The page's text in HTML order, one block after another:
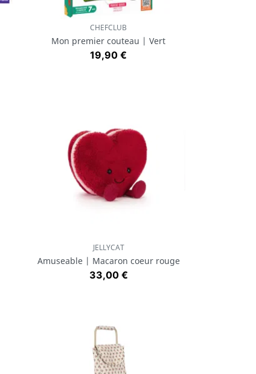
Aperçu rapide
CHEFCLUB
Mon premier couteau | Vert
Prix
19,90 €
Aperçu rapide
JELLYCAT
Amuseable | Macaron coeur rouge
Prix
33,00 €